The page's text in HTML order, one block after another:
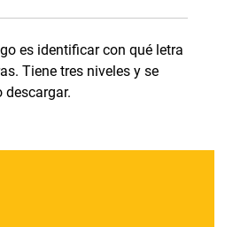
es identificar con qué letra
Tiene tres niveles y se
descargar.